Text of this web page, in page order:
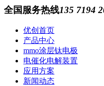
全国服务热线135 7194
优创首页
产品中心
mmo涂层钛电极
电催化电解装置
应用方案
新闻动态